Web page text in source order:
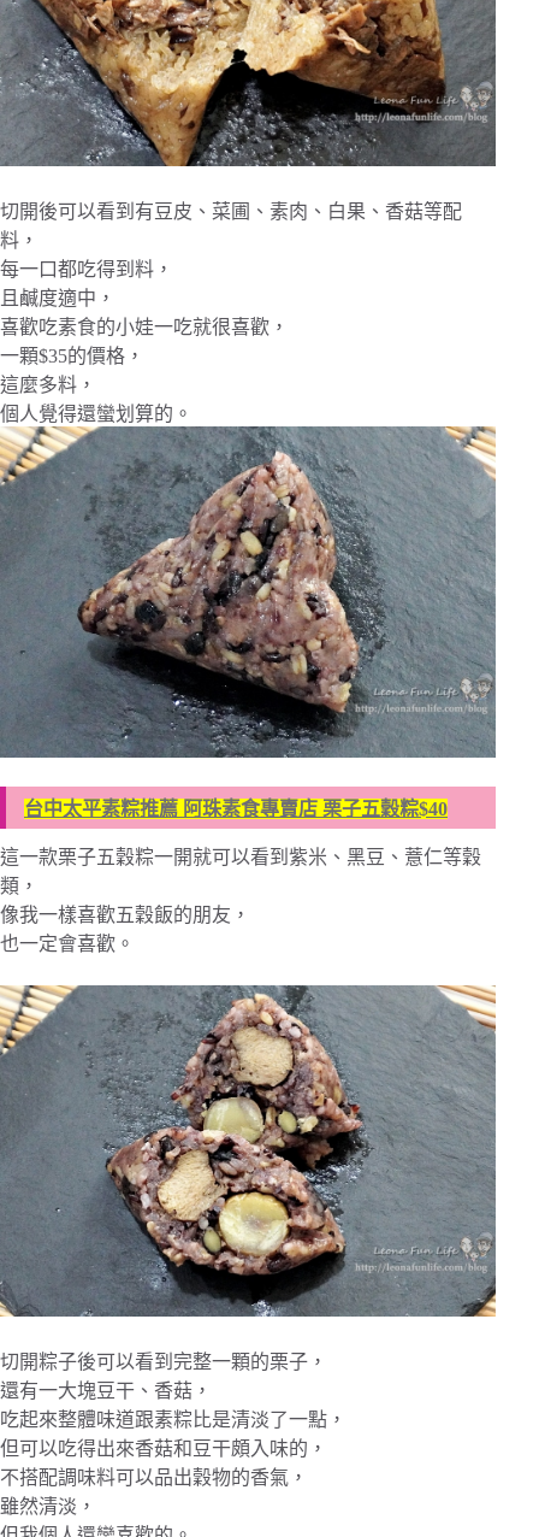
切開後可以看到有豆皮、菜圃、素肉、白果、香菇等配
料，
每一口都吃得到料，
且鹹度適中，
喜歡吃素食的小娃一吃就很喜歡，
一顆$35的價格，
這麼多料，
個人覺得還蠻划算的。
台中太平素粽推薦 阿珠素食專賣店 栗子五穀粽$40
這一款栗子五穀粽一開就可以看到紫米、黑豆、薏仁等穀
類，
像我一樣喜歡五穀飯的朋友，
也一定會喜歡。
切開粽子後可以看到完整一顆的栗子，
還有一大塊豆干、香菇，
吃起來整體味道跟素粽比是清淡了一點，
但可以吃得出來香菇和豆干頗入味的，
不搭配調味料可以品出穀物的香氣，
雖然清淡，